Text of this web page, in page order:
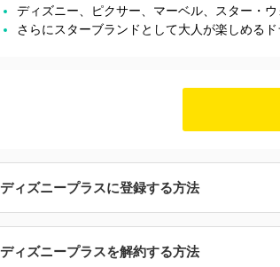
ディズニー、ピクサー、マーベル、スター・
さらにスターブランドとして大人が楽しめる
ディズニープラスに登録する方法
ディズニープラスを解約する方法